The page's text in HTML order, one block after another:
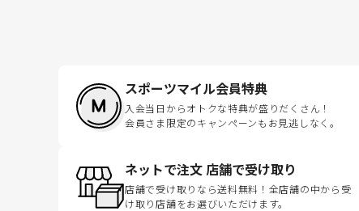
スポーツマイル会員特典
入会当日からオトクな特典が盛りだくさん！
会員さま限定のキャンペーンもお見逃しなく。
ネットで注文 店舗で受け取り
店舗で受け取りなら送料無料！全店舗の中から受
け取り店舗をお選びいただけます。